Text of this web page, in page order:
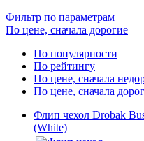
Фильтр по параметрам
По цене, сначала дорогие
По популярности
По рейтингу
По цене, сначала
По цене, сначала
Флип чехол Drobak
(White)